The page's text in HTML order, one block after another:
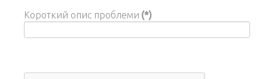
Короткий опис проблеми (*)